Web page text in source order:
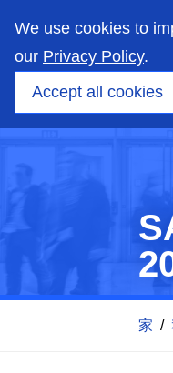
We use cookies to
our Privacy Policy.
Accept all cookies
main
content
市場 能力
家 /